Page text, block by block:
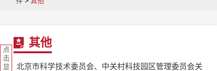
点
击
显
其他
北京市科学技术委员会、中关村科技园区管理委员会关